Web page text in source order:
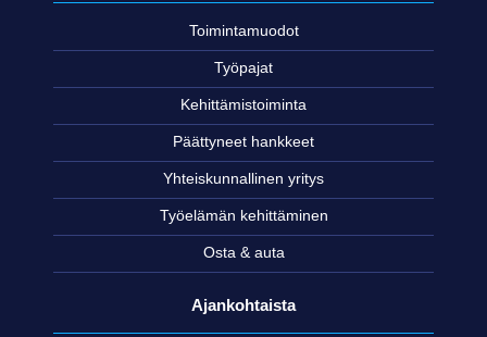
Toimintamuodot
Työpajat
Kehittämistoiminta
Päättyneet hankkeet
Yhteiskunnallinen yritys
Työelämän kehittäminen
Osta & auta
Ajankohtaista